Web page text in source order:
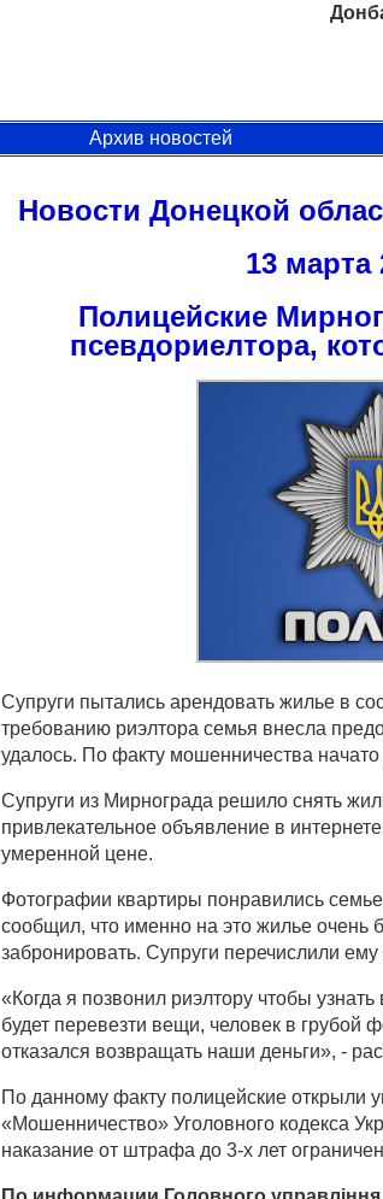
Архив новостей
Новости Донецкой
13 марта
Полицейские
псевдориелтора,
Супруги пытались арендовать жилье в
требованию риэлтора семья внесла
удалось. По факту мошенничества
Супруги из Мирнограда решило снять
привлекательное объявление в
умеренной цене.
Фотографии квартиры понравились
сообщил, что именно на это жилье очень
забронировать. Супруги перечислили ему
«Когда я позвонил риэлтору чтобы
будет перевезти вещи, человек в грубой
отказался возвращать наши деньги», -
По данному факту полицейские открыли
«Мошенничество» Уголовного кодекса
наказание от штрафа до 3-х лет